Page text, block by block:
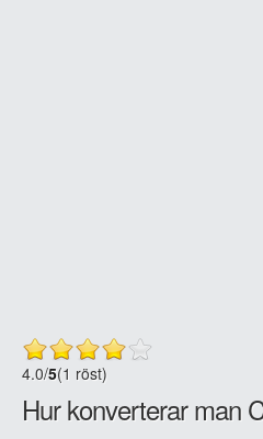
4.0/5(1 röst)
Hur konverterar man